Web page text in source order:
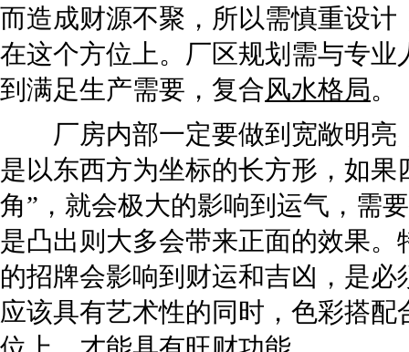
而造成财源不聚，所以需慎重设计
在这个方位上。厂区规划需与专业
到满足生产需要，复合风水格局。
厂房内部一定要做到宽敞明亮
是以东西方为坐标的长方形，如果
角”，就会极大的影响到运气，需
是凸出则大多会带来正面的效果
的招牌会影响到财运和吉凶，是
应该具有艺术性的同时，色彩搭